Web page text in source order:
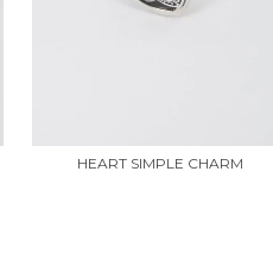
HEART SIMPLE CHARM